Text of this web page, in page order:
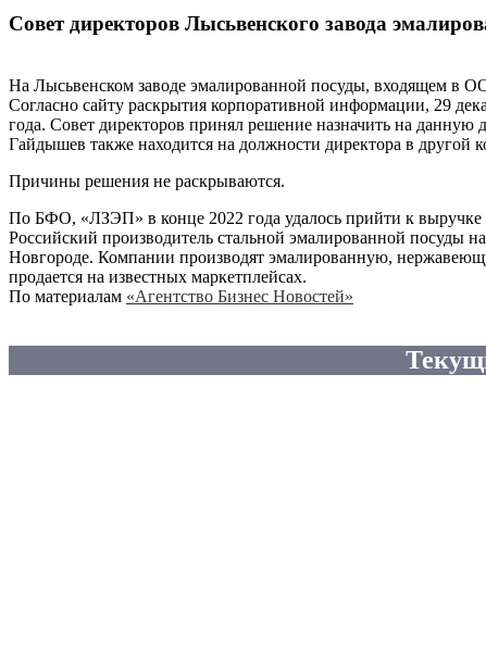
Совет директоров Лысьвенского завода
На Лысьвенском заводе эмалированной посуды, входящем
Согласно сайту раскрытия корпоративной информации, 29
года. Совет директоров принял решение назначить на данную
Гайдышев также находится на должности директора в
Причины решения не раскрываются.
По БФО, «ЛЗЭП» в конце 2022 года удалось прийти к
Российский производитель стальной эмалированной
Новгороде. Компании производят эмалированную,
продается на известных маркетплейсах.
По материалам «Агентство Бизнес Новостей»